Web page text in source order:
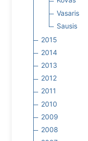
Vasaris
Sausis
2015
2014
2013
2012
2011
2010
2009
2008